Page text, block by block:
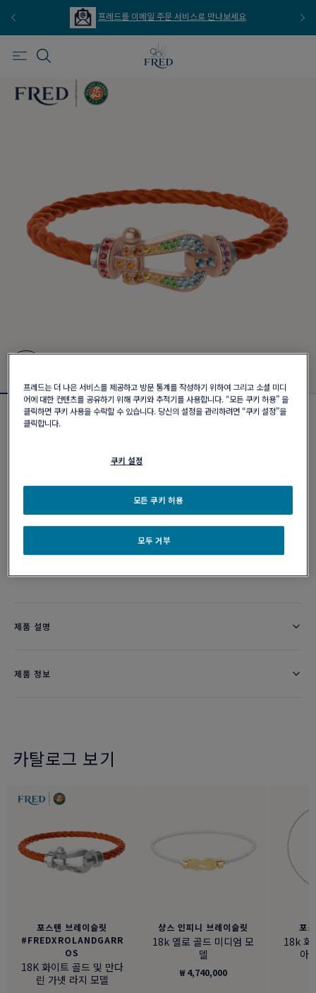
프레드를 이메일 주문 서비스로 만나보세요
포스텐 브레이슬릿
커스터마이즈
이메일 주문
제품 설명
제품 정보
카탈로그 보기
포스텐 브레이슬릿
#FREDXROLANDGARR
OS
18K 화이트 골드 및 만다
린 가넷 라지 모델
샹스 인피니 브레이슬릿
18k 옐로 골드 미디엄 모
델
₩ 4,740,000
포
18k 화
아
프레드는 더 나은 서비스를 제공하고 방문 통계를 작성하기 위하여 그리고 소셜 미디
어에 대한 컨텐츠를 공유하기 위해 쿠키와 추적기를 사용합니다. “모든 쿠키 허용” 을
클릭하면 쿠키 사용을 수락할 수 있습니다. 당신의 설정을 관리하려면 “쿠키 설정”을
클릭합니다.
쿠키 설정
모두 거부
모든 쿠키 허용